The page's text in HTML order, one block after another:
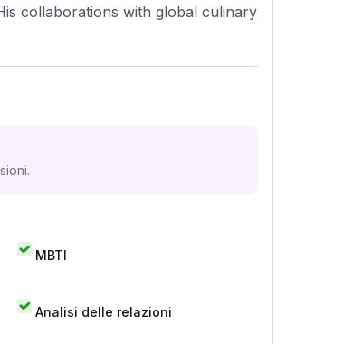
collaborations with global culinary
MBTI
Analisi delle relazioni